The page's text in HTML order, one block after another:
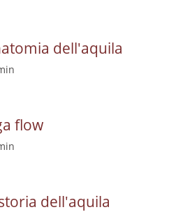
dell'aquila
flow
dell'aquila